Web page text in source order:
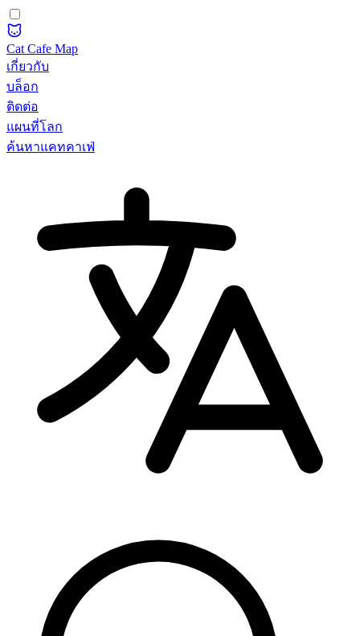
Cat Cafe Map
เกี่ยวกับ
บล็อก
ติดต่อ
แผนที่โลก
ค้นหาแคทคาเฟ่